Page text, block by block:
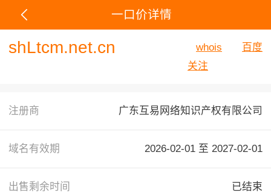
一口价详情
shLtcm.net.cn whois
百度
关注
注册商 广东互易网络知识产权有限公司
域名有效期 2026-02-01 至 2027-02-01
出售剩余时间 已结束